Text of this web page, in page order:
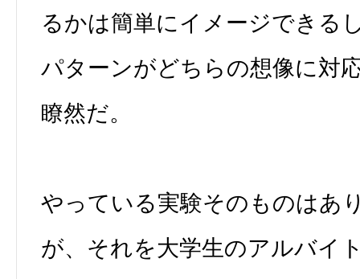
るかは簡単にイメージできる
パターンがどちらの想像に対
瞭然だ。
やっている実験そのものはあ
が、それを大学生のアルバイ